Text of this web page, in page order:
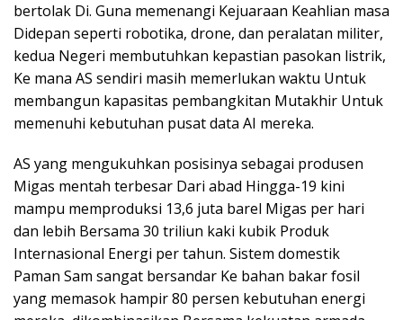
bertolak Di. Guna memenangi Kejuaraan Keahlian masa
Didepan seperti robotika, drone, dan peralatan militer,
kedua Negeri membutuhkan kepastian pasokan listrik,
Ke mana AS sendiri masih memerlukan waktu Untuk
membangun kapasitas pembangkitan Mutakhir Untuk
memenuhi kebutuhan pusat data AI mereka.
AS yang mengukuhkan posisinya sebagai produsen
Migas mentah terbesar Dari abad Hingga-19 kini
mampu memproduksi 13,6 juta barel Migas per hari
dan lebih Bersama 30 triliun kaki kubik Produk
Internasional Energi per tahun. Sistem domestik
Paman Sam sangat bersandar Ke bahan bakar fosil
yang memasok hampir 80 persen kebutuhan energi